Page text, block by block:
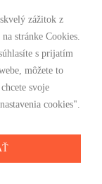
deň
zážitok z
stránke Cookies.
s prijatím
môžete to
svoje
cookies".